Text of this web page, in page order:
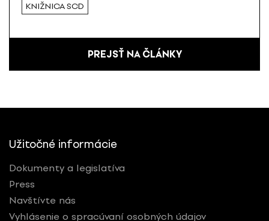
KNIŽNICA SCD
PREJSŤ NA ČLÁNKY
Užitočné informácie
Dokumenty a legislatíva
Press
Navštívte nás
Vyhlásenie o spracúvaní osobných údajov